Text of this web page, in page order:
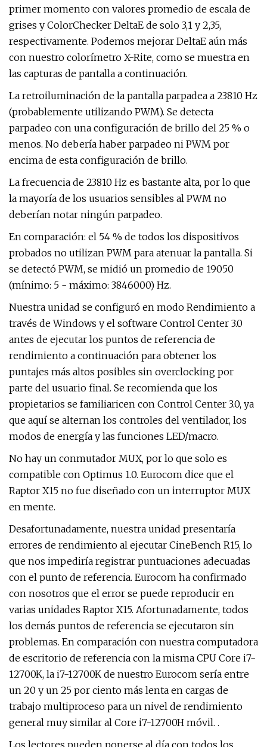
primer momento con valores promedio de escala de
grises y ColorChecker DeltaE de solo 3,1 y 2,35,
respectivamente. Podemos mejorar DeltaE aún más
con nuestro colorímetro X-Rite, como se muestra en
las capturas de pantalla a continuación.
La retroiluminación de la pantalla parpadea a 23810 Hz
(probablemente utilizando PWM). Se detecta
parpadeo con una configuración de brillo del 25 % o
menos. No debería haber parpadeo ni PWM por
encima de esta configuración de brillo.
La frecuencia de 23810 Hz es bastante alta, por lo que
la mayoría de los usuarios sensibles al PWM no
deberían notar ningún parpadeo.
En comparación: el 54 % de todos los dispositivos
probados no utilizan PWM para atenuar la pantalla. Si
se detectó PWM, se midió un promedio de 19050
(mínimo: 5 - máximo: 3846000) Hz.
Nuestra unidad se configuró en modo Rendimiento a
través de Windows y el software Control Center 3.0
antes de ejecutar los puntos de referencia de
rendimiento a continuación para obtener los
puntajes más altos posibles sin overclocking por
parte del usuario final. Se recomienda que los
propietarios se familiaricen con Control Center 3.0, ya
que aquí se alternan los controles del ventilador, los
modos de energía y las funciones LED/macro.
No hay un conmutador MUX, por lo que solo es
compatible con Optimus 1.0. Eurocom dice que el
Raptor X15 no fue diseñado con un interruptor MUX
en mente.
Desafortunadamente, nuestra unidad presentaría
errores de rendimiento al ejecutar CineBench R15, lo
que nos impediría registrar puntuaciones adecuadas
con el punto de referencia. Eurocom ha confirmado
con nosotros que el error se puede reproducir en
varias unidades Raptor X15. Afortunadamente, todos
los demás puntos de referencia se ejecutaron sin
problemas. En comparación con nuestra computadora
de escritorio de referencia con la misma CPU Core i7-
12700K, la i7-12700K de nuestro Eurocom sería entre
un 20 y un 25 por ciento más lenta en cargas de
trabajo multiproceso para un nivel de rendimiento
general muy similar al Core i7-12700H móvil. .
Los lectores pueden ponerse al día con todos los